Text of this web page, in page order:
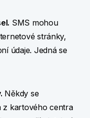
SMS mohou
stránky,
údaje. Jedná se
Někdy se
z kartového centra